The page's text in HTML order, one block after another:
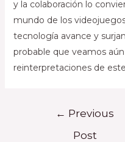
y la colaboración lo
mundo de los
tecnología avance y
probable que veamos
reinterpretaciones de
← Previous
Post